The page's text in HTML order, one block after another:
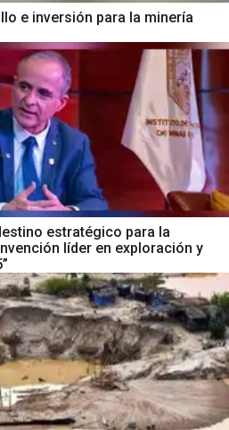
e inversión para la minería
estratégico para la
líder en exploración y